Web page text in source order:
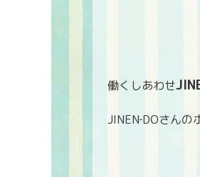
働くしあわせ
JINEN‐DOさん